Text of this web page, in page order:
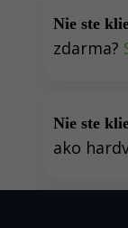
Nie ste
zdarma?
Nie ste
ako